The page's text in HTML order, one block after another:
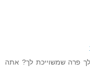
פרה שמשוייכת לך? אתה